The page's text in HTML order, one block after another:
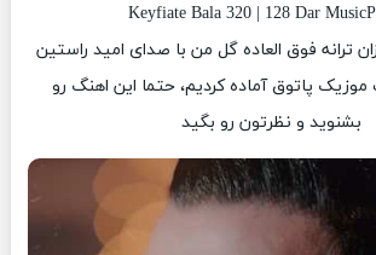
Keyfiate Bala 320 | 128 Dar
ترانه فوق العاده گل من با صدای امید راستین
پاتوق آماده کردیم، حتما این اهنگ رو
بشنوید و نظرتون رو بگید